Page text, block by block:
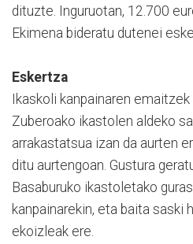
dituzte. Inguruotan, 12.700
Ekimena bideratu dutenei
Eskertza
Ikaskoli kanpainaren
Zuberoako ikastolen aldeko
arrakastatsua izan da aurten
ditu aurtengoan. Gustura
Basaburuko ikastoletako
kanpainarekin, eta baita saski
ekoizleak ere.